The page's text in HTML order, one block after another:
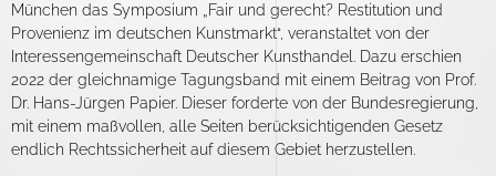
München das Symposium „Fair und gerecht? Restitution und
Provenienz im deutschen Kunstmarkt“, veranstaltet von der
Interessengemeinschaft Deutscher Kunsthandel. Dazu erschien
2022 der gleichnamige Tagungsband mit einem Beitrag von Prof.
Dr. Hans-Jürgen Papier. Dieser forderte von der Bundesregierung,
mit einem maßvollen, alle Seiten berücksichtigenden Gesetz
endlich Rechtssicherheit auf diesem Gebiet herzustellen.